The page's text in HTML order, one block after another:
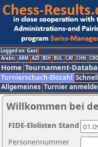
Logged on: Gast
Arabic ARM AZE BIH BUL CAT CHN CRO
Home Tournament-
Turnierschach-Elozahl
Allgemeines Turnier
Willkommen bei
Personennummer
FIDE-Elolisten Stand